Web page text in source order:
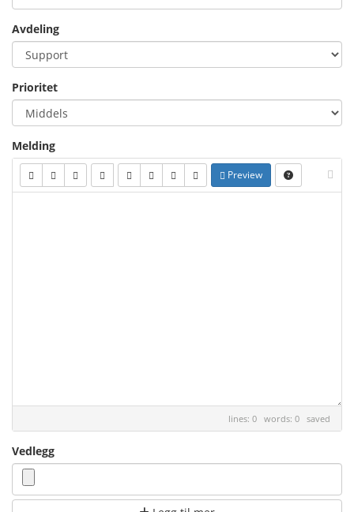
Avdeling
Prioritet
Melding
Preview
lines: 0 words: 0 saved
Vedlegg